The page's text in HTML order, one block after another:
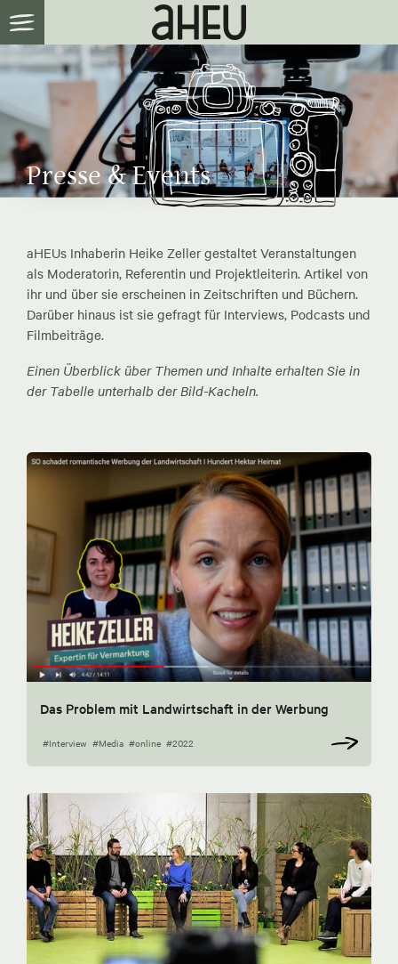
Presse & Events
aHEUs Inhaberin Heike Zeller gestaltet Veranstaltungen
als Moderatorin, Referentin und Projektleiterin. Artikel von
ihr und über sie erscheinen in Zeitschriften und Büchern.
Darüber hinaus ist sie gefragt für Interviews, Podcasts und
Filmbeiträge.
Einen Überblick über Themen und Inhalte erhalten Sie in
der Tabelle unterhalb der Bild-Kacheln.
Das Problem mit Landwirtschaft in der Werbung
#Interview #Media #online #2022